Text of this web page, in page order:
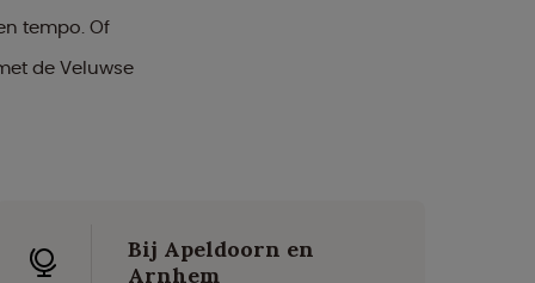
tempo. Of
de Veluwse
Bij Apeldoorn en
Arnhem